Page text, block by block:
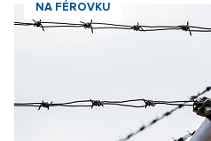
NA FÉROVKU